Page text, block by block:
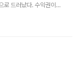
로 드러났다. 수익권이
동천동 900번지 일대
site/data/html_di